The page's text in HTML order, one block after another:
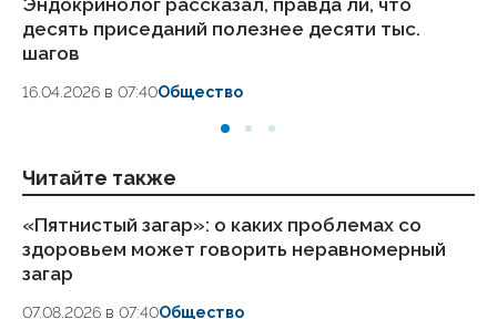
десять приседаний полезнее десяти тыс.
шагов
16.04.2026 в 07:40Общество
Читайте также
«Пятнистый загар»: о каких проблемах со
здоровьем может говорить неравномерный
загар
07.08.2026 в 07:40Общество